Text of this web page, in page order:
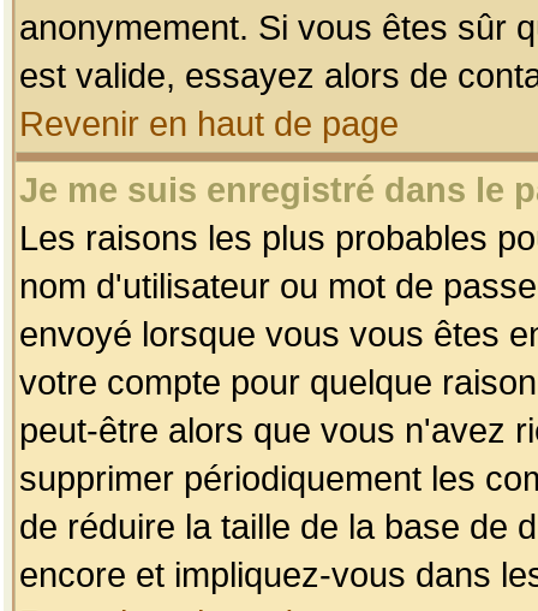
anonymement. Si vous êtes sûr
est valide, essayez alors de
Revenir en haut de page
Je me suis enregistré dans le
Les raisons les plus probables
nom d'utilisateur ou mot de
envoyé lorsque vous vous êtes
votre compte pour quelque
peut-être alors que vous n'avez
supprimer périodiquement les
de réduire la taille de la base de
encore et impliquez-vous dans